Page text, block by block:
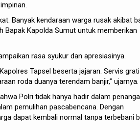
Banyak kendaraan warga rusak akibat
Bapak Kapolda Sumut untuk memberikan
rasa syukur dan apresiasinya.
Tapsel beserta jajaran. Servis
roda duanya terendam banjir,” ujarnya.
Polri tidak hanya hadir dalam
pemulihan pascabencana. Dengan
dapat kembali normal tanpa terbebani